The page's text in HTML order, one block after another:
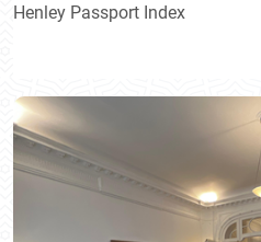
Henley Passport Index